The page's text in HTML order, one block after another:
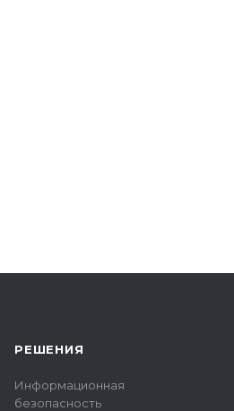
РЕШЕНИЯ
Информационная
безопасность